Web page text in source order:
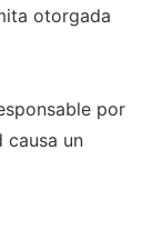
otorgada
por
causa un